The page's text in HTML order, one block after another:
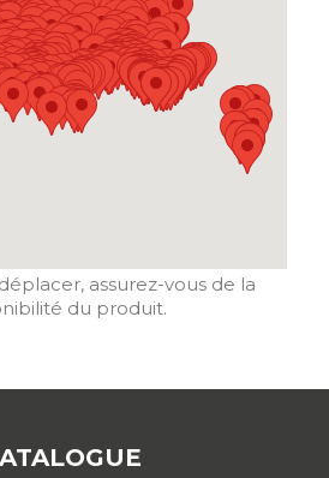
assurez-vous de la
du produit.